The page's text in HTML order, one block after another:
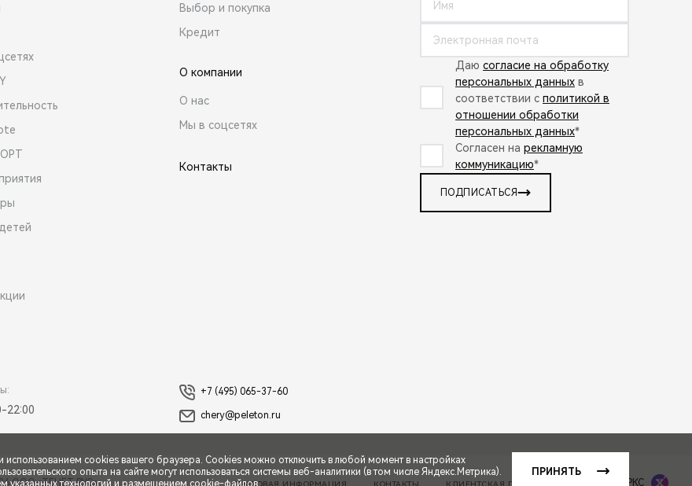
Выбор и покупка
Кредит
О компании
О нас
Мы в соцсетях
Контакты
Даю согласие на обработку
персональных данных в
соответствии с политикой в
отношении обработки
персональных данных*
Согласен на рекламную
коммуникацию*
ПОДПИСАТЬСЯ
22:00
+7 (495) 065-37-60
chery@peleton.ru
ООО «ТЕНЕТ РУС» ПРАВОВАЯ ИНФОРМАЦИЯ КОНТАКТЫ КЛИЕНТСКАЯ ПОДДЕРЖКА Сделано в ПЕРКС
и использованием cookies вашего браузера. Cookies можно отключить в любой момент в настройках
опыта на сайте могут использоваться системы веб-аналитики (в том числе Яндекс.Метрика).
указанных технологий и размещением cookie-файлов.
ПРИНЯТЬ